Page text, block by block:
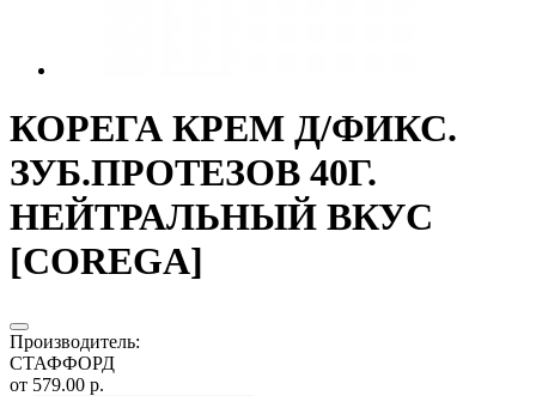
КОРЕГА КРЕМ Д/ФИКС.
ЗУБ.ПРОТЕЗОВ 40Г.
НЕЙТРАЛЬНЫЙ ВКУС
[COREGA]
Производитель:
СТАФФОРД
от 579.00 р.